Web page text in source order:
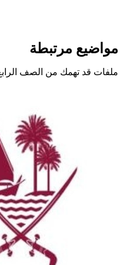
مواضيع مرتبطة
ملفات قد تهمك من الصف